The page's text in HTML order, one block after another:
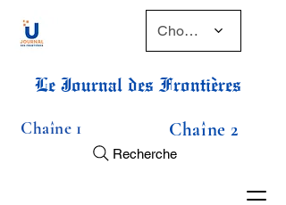
Choose a time
Le Journal des Frontières
Chaîne 1 Chaîne 2
Recherche